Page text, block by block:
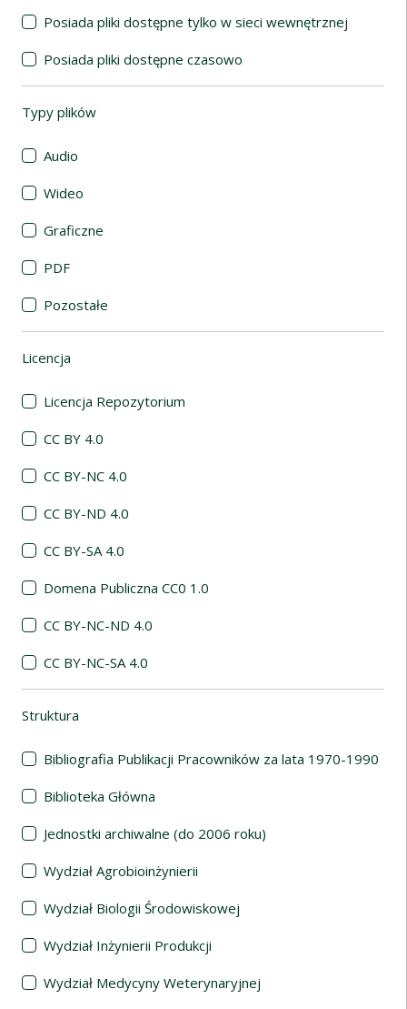
Posiada pliki dostępne tylko w sieci wewnętrznej
Posiada pliki dostępne czasowo
Typy plików
Audio
Wideo
Graficzne
PDF
Pozostałe
Licencja
Licencja Repozytorium
CC BY 4.0
CC BY-NC 4.0
CC BY-ND 4.0
CC BY-SA 4.0
Domena Publiczna CC0 1.0
CC BY-NC-ND 4.0
CC BY-NC-SA 4.0
Struktura
Bibliografia Publikacji Pracowników za lata 1970-1990
Biblioteka Główna
Jednostki archiwalne (do 2006 roku)
Wydział Agrobioinżynierii
Wydział Biologii Środowiskowej
Wydział Inżynierii Produkcji
Wydział Medycyny Weterynaryjnej